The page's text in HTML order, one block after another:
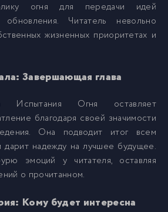
огня для передачи идей
Читатель невольно
жизненных приоритетах и
Завершающая глава
Испытания Огня оставляет
благодаря своей значимости
Она подводит итог всем
надежду на лучшее будущее.
эмоций у читателя, оставляя
о прочитанном.
Кому будет интересна